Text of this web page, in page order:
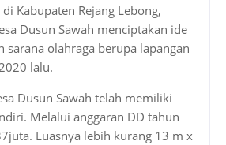
Kabupaten Rejang Lebong,
Dusun Sawah menciptakan ide
sarana olahraga berupa lapangan
lalu.
Dusun Sawah telah memiliki
Melalui anggaran DD tahun
Luasnya lebih kurang 13 m x